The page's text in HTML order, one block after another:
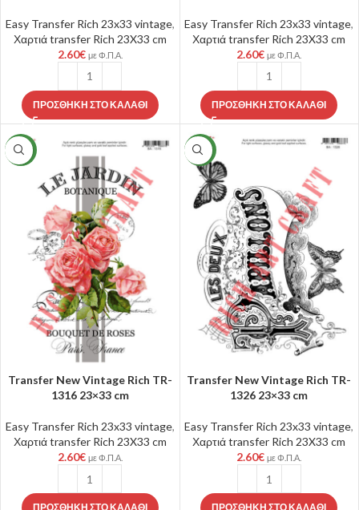
Easy Transfer Rich 23x33 vintage,
Χαρτιά transfer Rich 23X33 cm
2.60€ με Φ.Π.Α.
ΠΡΟΣΘΉΚΗ ΣΤΟ ΚΑΛΆΘΙ
Easy Transfer Rich 23x33 vintage,
Χαρτιά transfer Rich 23X33 cm
2.60€ με Φ.Π.Α.
ΠΡΟΣΘΉΚΗ ΣΤΟ ΚΑΛΆΘΙ
NEW
Transfer New Vintage Rich TR-
1316 23×33 cm
Easy Transfer Rich 23x33 vintage,
Χαρτιά transfer Rich 23X33 cm
2.60€ με Φ.Π.Α.
ΠΡΟΣΘΉΚΗ ΣΤΟ ΚΑΛΆΘΙ
NEW
Transfer New Vintage Rich TR-
1326 23×33 cm
Easy Transfer Rich 23x33 vintage,
Χαρτιά transfer Rich 23X33 cm
2.60€ με Φ.Π.Α.
ΠΡΟΣΘΉΚΗ ΣΤΟ ΚΑΛΆΘΙ